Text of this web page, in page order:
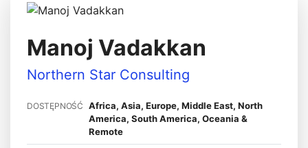
Manoj Vadakkan
Northern Star Consulting
DOSTĘPNOŚĆ Africa, Asia, Europe, Middle East, North
America, South America, Oceania &
Remote